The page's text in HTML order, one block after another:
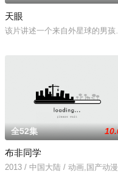
，开启了爆笑穿越时空之旅！
天眼
该片讲述一个来自外星球的男孩
全52集
布非同学
2013 / 中国大陆 / 动画,国产动漫